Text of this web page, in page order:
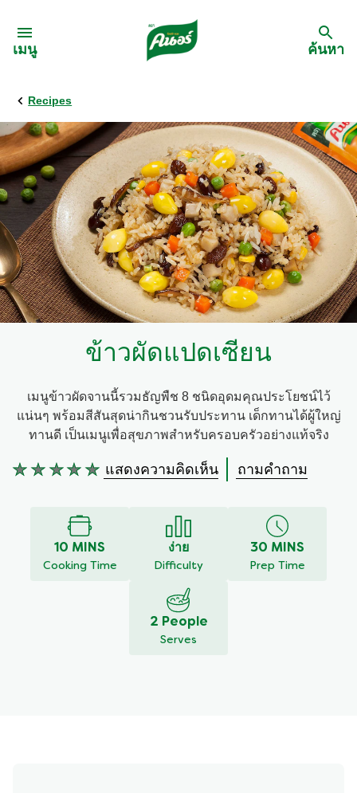
เมนู
กลับ
สูตรอาหาร
เมนูอาหารตามวัตถุดิบ
เมนูอาหารตามประเภทการทำ
เมนูสุขภาพ
เมนูอาหารประจำภาค
ค้นหา
Recipes
ข้าวผัดแปดเซียน
เมนูข้าวผัดจานนี้รวมธัญพืช 8 ชนิดอุดมคุณประโยชน์ไว้
แน่นๆ พร้อมสีสันสุดน่ากินชวนรับประทาน เด็กทานได้ผู้ใหญ่
ทานดี เป็นเมนูเพื่อสุขภาพสำหรับครอบครัวอย่างแท้จริง
ไม่มี
แสดงความคิดเห็น ถามคำถาม
10 MINS
Cooking Time
ง่าย
Difficulty
30 MINS
Prep Time
2 People
Serves